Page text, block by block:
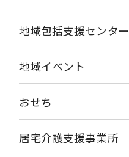
地域包括支援センター
地域イベント
おせち
居宅介護支援事業所